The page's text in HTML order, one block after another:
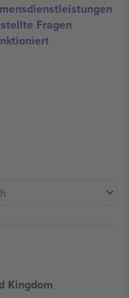
Fragen
Kingdom